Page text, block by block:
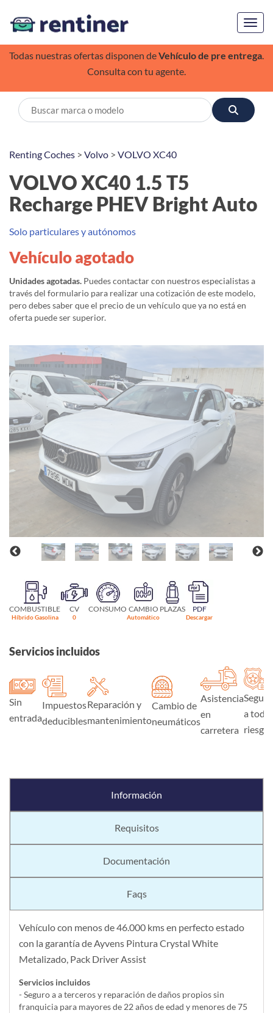
Todas nuestras ofertas disponen deVehículo de pre entrega.
Consulta con tu agente.
Renting Coches > Volvo > VOLVO XC40
VOLVO XC40 1.5 T5
Recharge PHEV Bright Auto
Solo particulares y autónomos
Vehículo agotado
Unidades agotadas. Puedes contactar con nuestros especialistas a
través del formulario para realizar una cotización de este modelo,
pero debes saber que el precio de un vehículo que ya no está en
oferta puede ser superior.
COMBUSTIBLE
Híbrido Gasolina
CV
0
CONSUMO CAMBIO
Automático
PLAZAS PDF
Descargar
Servicios incluidos
Sin
entrada
Impuestos
deducibles
Reparación y
mantenimiento
Cambio de
neumáticos
Asistencia
en
carretera
Seguro
a todo
riesgo
Información
Requisitos
Documentación
Faqs
Vehículo con menos de 46.000 kms en perfecto estado
con la garantía de Ayvens Pintura Crystal White
Metalizado, Pack Driver Assist
Servicios incluidos
- Seguro a a terceros y reparación de daños propios sin
franquicia para mayores de 22 años de edad y menores de 75